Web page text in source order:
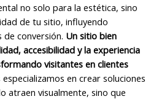
no solo para la estética, sino
de tu sitio, influyendo
conversión. Un sitio bien
accesibilidad y la experiencia
visitantes en clientes
en crear soluciones
atraen visualmente, sino que